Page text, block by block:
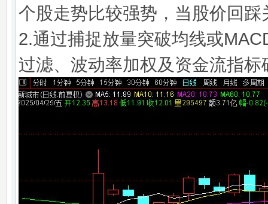
个股走势比较强势，当股价回
2.通过捕捉放量突破均线或
过滤、波动率加权及资金流指